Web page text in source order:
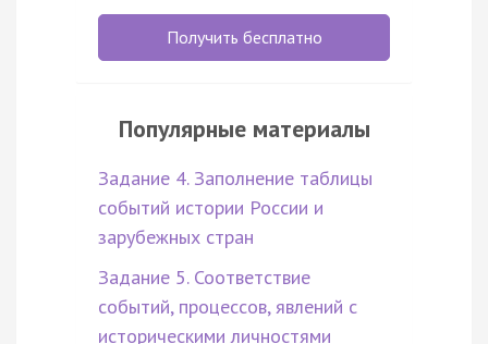
Получить бесплатно
Популярные материалы
Задание 4. Заполнение таблицы
событий истории России и
зарубежных стран
Задание 5. Соответствие
событий, процессов, явлений с
историческими личностями